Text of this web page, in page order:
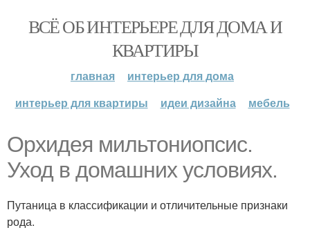
ВСЁ ОБ ИНТЕРЬЕРЕ ДЛЯ ДОМА И
КВАРТИРЫ
главная
интерьер для дома
интерьер для квартиры
идеи дизайна мебель
Орхидея мильтониопсис.
Уход в домашних условиях.
Путаница в классификации и отличительные признаки
рода.